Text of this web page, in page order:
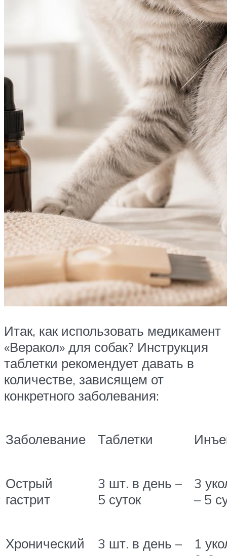
Итак, как использовать медикамент
«Веракол» для собак? Инструкция
таблетки рекомендует давать в
количестве, зависящем от
конкретного заболевания:
Заболевание Таблетки
Острый
гастрит
3 шт. в день –
5 суток
3
– 5
Хронический
3 шт. в день –
1